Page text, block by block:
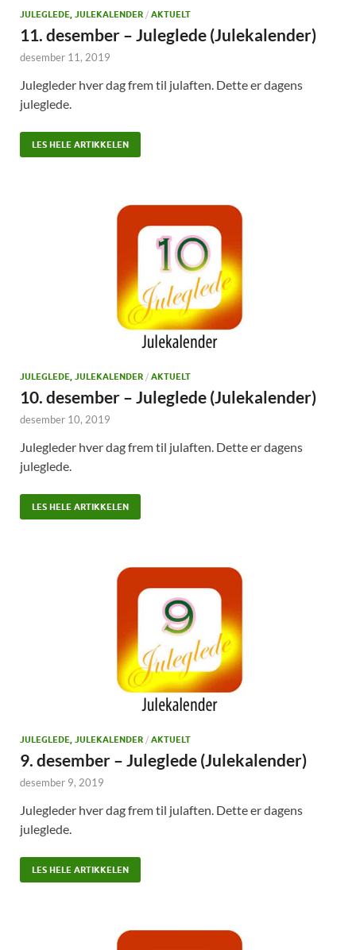
JULEGLEDE, JULEKALENDER / AKTUELT
11. desember – Juleglede (Julekalender)
desember 11, 2019
Julegleder hver dag frem til julaften. Dette er dagens
juleglede.
LES HELE ARTIKKELEN
JULEGLEDE, JULEKALENDER / AKTUELT
10. desember – Juleglede (Julekalender)
desember 10, 2019
Julegleder hver dag frem til julaften. Dette er dagens
juleglede.
LES HELE ARTIKKELEN
JULEGLEDE, JULEKALENDER / AKTUELT
9. desember – Juleglede (Julekalender)
desember 9, 2019
Julegleder hver dag frem til julaften. Dette er dagens
juleglede.
LES HELE ARTIKKELEN